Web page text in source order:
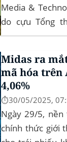
Media &
do cựu Tổng
thuẫn – vừa
ban Chứng
phê duyệt quỹ
Midas ra
mã hóa trên
4,06%
⏱️30/05/2025,
Ngày 29/5, nền
chính thức giới